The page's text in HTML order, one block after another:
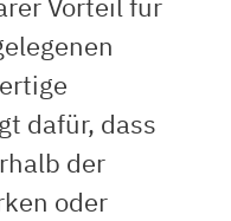
Vorteil für
dafür, dass
der
oder